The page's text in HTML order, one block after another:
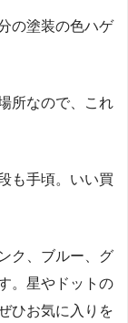
の塗装の色ハゲ
所なので、これ
も手頃。いい買
ク、ブルー、グ
。星やドットの
ひお気に入りを